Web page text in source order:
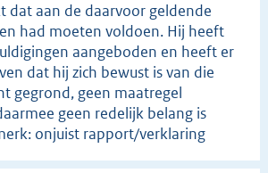
dat aan de daarvoor geldende
had moeten voldoen. Hij heeft
aangeboden en heeft er
dat hij zich bewust is van die
gegrond, geen maatregel
geen redelijk belang is
onjuist rapport/verklaring